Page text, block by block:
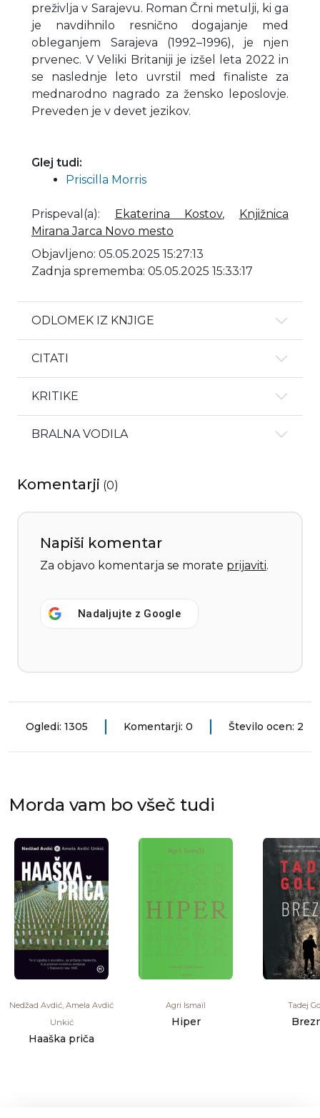
preživlja v Sarajevu. Roman Črni metulji, ki ga
je navdihnilo resnično dogajanje med
obleganjem Sarajeva (1992–1996), je njen
prvenec. V Veliki Britaniji je izšel leta 2022 in
se naslednje leto uvrstil med finaliste za
mednarodno nagrado za žensko leposlovje.
Preveden je v devet jezikov.
Glej tudi:
Priscilla Morris
Prispeval(a): Ekaterina Kostov, Knjižnica
Mirana Jarca Novo mesto
Objavljeno: 05.05.2025 15:27:13
Zadnja sprememba: 05.05.2025 15:33:17
ODLOMEK IZ KNJIGE
CITATI
KRITIKE
BRALNA VODILA
Komentarji (0)
Napiši komentar
Za objavo komentarja se morate prijaviti.
Nadaljujte z Google
Ogledi: 1305 Komentarji: 0 Število ocen: 2
Morda vam bo všeč tudi
Nedžad Avdić, Amela Avdić
Unkić
Haaška priča
Agri Ismaïl
Hiper
Tadej